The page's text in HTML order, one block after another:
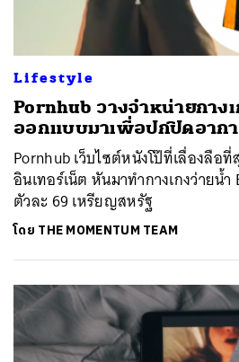
Lifestyle
Pornhub วางจำหน่ายกาง
ออกแบบมาเพื่อปกปิดอากา
Pornhub เว็บไซต์หนังโป๊ที่เลื่องลือ
อินเทอร์เน็ต หันมาทำกางเกงว่ายน้ำ
ตัวละ 69 เหรียญสหรัฐ
โดย THE MOMENTUM TEAM
ค้นหา
SHARE TWEET